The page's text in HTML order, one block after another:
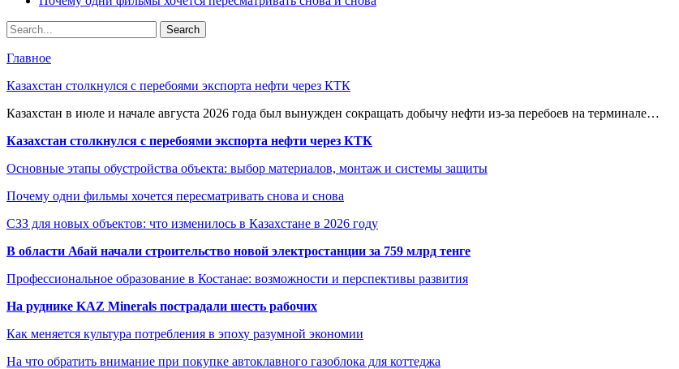
Главное
Казахстан столкнулся с перебоями экспорта нефти через КТК
Казахстан в июле и начале августа 2026 года был вынужден сокращать добычу нефти из-за перебоев на терминале…
Казахстан столкнулся с перебоями экспорта нефти через КТК
Основные этапы обустройства объекта: выбор материалов, монтаж и системы защиты
Почему одни фильмы хочется пересматривать снова и снова
СЗЗ для новых объектов: что изменилось в Казахстане в 2026 году
В области Абай начали строительство новой электростанции за 759 млрд тенге
Профессиональное образование в Костанае: возможности и перспективы развития
На руднике KAZ Minerals пострадали шесть рабочих
Как меняется культура потребления в эпоху разумной экономии
На что обратить внимание при покупке автоклавного газоблока для коттеджа